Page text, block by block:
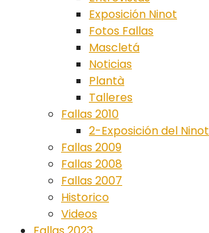
Exposición Ninot
Fotos Fallas
Mascletá
Noticias
Plantà
Talleres
Fallas 2010
2-Exposición del Ninot
Fallas 2009
Fallas 2008
Fallas 2007
Historico
Videos